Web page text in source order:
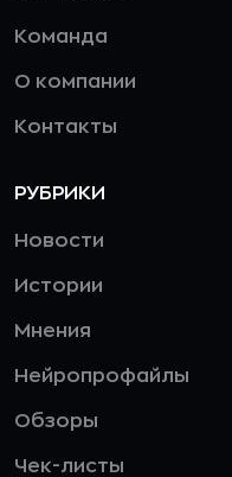
Команда
О компании
Контакты
РУБРИКИ
Новости
Истории
Мнения
Нейропрофайлы
Обзоры
Чек-листы